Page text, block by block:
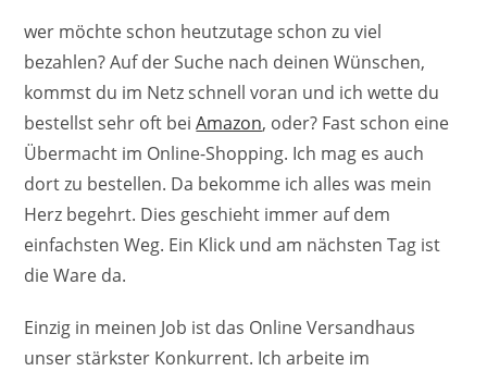
wer möchte schon heutzutage schon zu viel
bezahlen? Auf der Suche nach deinen Wünschen,
kommst du im Netz schnell voran und ich wette du
bestellst sehr oft beiAmazon, oder? Fast schon eine
Übermacht im Online-Shopping. Ich mag es auch
dort zu bestellen. Da bekomme ich alles was mein
Herz begehrt. Dies geschieht immer auf dem
einfachsten Weg. Ein Klick und am nächsten Tag ist
die Ware da.
Einzig in meinen Job ist das Online Versandhaus
unser stärkster Konkurrent. Ich arbeite im